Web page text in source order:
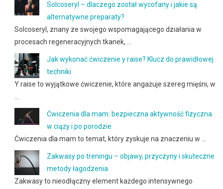
Solcoseryl – dlaczego został wycofany i jakie są
alternatywne preparaty?
Solcoseryl, znany ze swojego wspomagającego działania w
procesach regeneracyjnych tkanek, …
Jak wykonać ćwiczenie y raise? Klucz do prawidłowej
techniki
Y raise to wyjątkowe ćwiczenie, które angażuje szereg mięśni, w
…
Ćwiczenia dla mam: bezpieczna aktywność fizyczna
w ciąży i po porodzie
Ćwiczenia dla mam to temat, który zyskuje na znaczeniu w …
Zakwasy po treningu – objawy, przyczyny i skuteczne
metody łagodzenia
Zakwasy to nieodłączny element każdego intensywnego